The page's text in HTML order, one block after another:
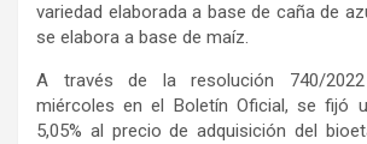
variedad elaborada a base de caña de
se elabora a base de maíz.
A través de la resolución 740/
miércoles en el Boletín Oficial, se fijó
5,05% al precio de adquisición del